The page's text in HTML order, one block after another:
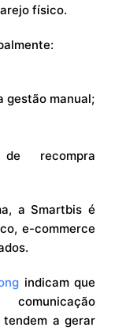
físico.
gestão manual;
recompra
a Smartbis é
e-commerce
indicam que
tendem a gerar